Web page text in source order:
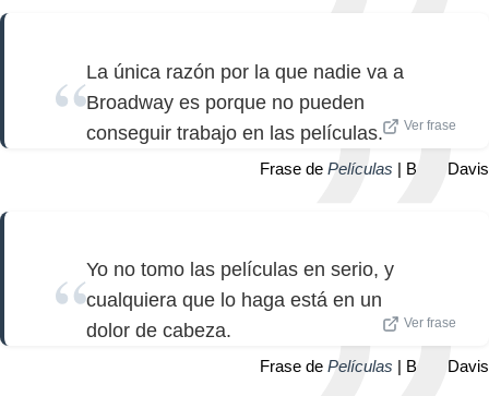
La única razón por la que nadie va a
Broadway es porque no pueden
conseguir trabajo en las películas.
Ver frase
Frase de Películas | Bette Davis
Yo no tomo las películas en serio, y
cualquiera que lo haga está en un
dolor de cabeza.
Ver frase
Frase de Películas | Bette Davis